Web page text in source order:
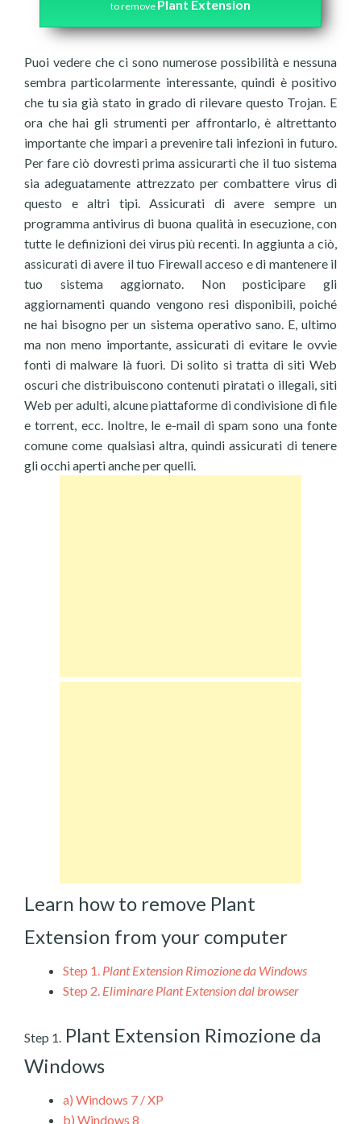
to remove Plant Extension
Puoi vedere che ci sono numerose possibilità e nessuna
sembra particolarmente interessante, quindi è positivo
che tu sia già stato in grado di rilevare questo Trojan. E
ora che hai gli strumenti per affrontarlo, è altrettanto
importante che impari a prevenire tali infezioni in futuro.
Per fare ciò dovresti prima assicurarti che il tuo sistema
sia adeguatamente attrezzato per combattere virus di
questo e altri tipi. Assicurati di avere sempre un
programma antivirus di buona qualità in esecuzione, con
tutte le definizioni dei virus più recenti. In aggiunta a ciò,
assicurati di avere il tuo Firewall acceso e di mantenere il
tuo sistema aggiornato. Non posticipare gli
aggiornamenti quando vengono resi disponibili, poiché
ne hai bisogno per un sistema operativo sano. E, ultimo
ma non meno importante, assicurati di evitare le ovvie
fonti di malware là fuori. Di solito si tratta di siti Web
oscuri che distribuiscono contenuti piratati o illegali, siti
Web per adulti, alcune piattaforme di condivisione di file
e torrent, ecc. Inoltre, le e-mail di spam sono una fonte
comune come qualsiasi altra, quindi assicurati di tenere
gli occhi aperti anche per quelli.
Learn how to remove Plant
Extension from your computer
Step 1. Plant Extension Rimozione da Windows
Step 2. Eliminare Plant Extension dal browser
Step 1. Plant Extension Rimozione da
Windows
a) Windows 7 / XP
b) Windows 8